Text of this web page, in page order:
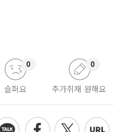
슬퍼요
0
추가취재 원해요
0